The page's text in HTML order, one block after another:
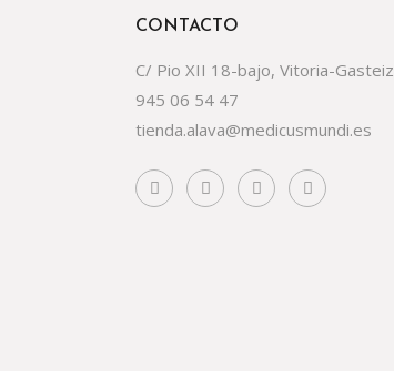
CONTACTO
C/ Pio XII 18-bajo, Vitoria-Gasteiz
945 06 54 47
tienda.alava@medicusmundi.es